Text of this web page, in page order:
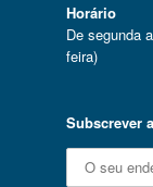
Horário
De segunda
feira)
Subscrever